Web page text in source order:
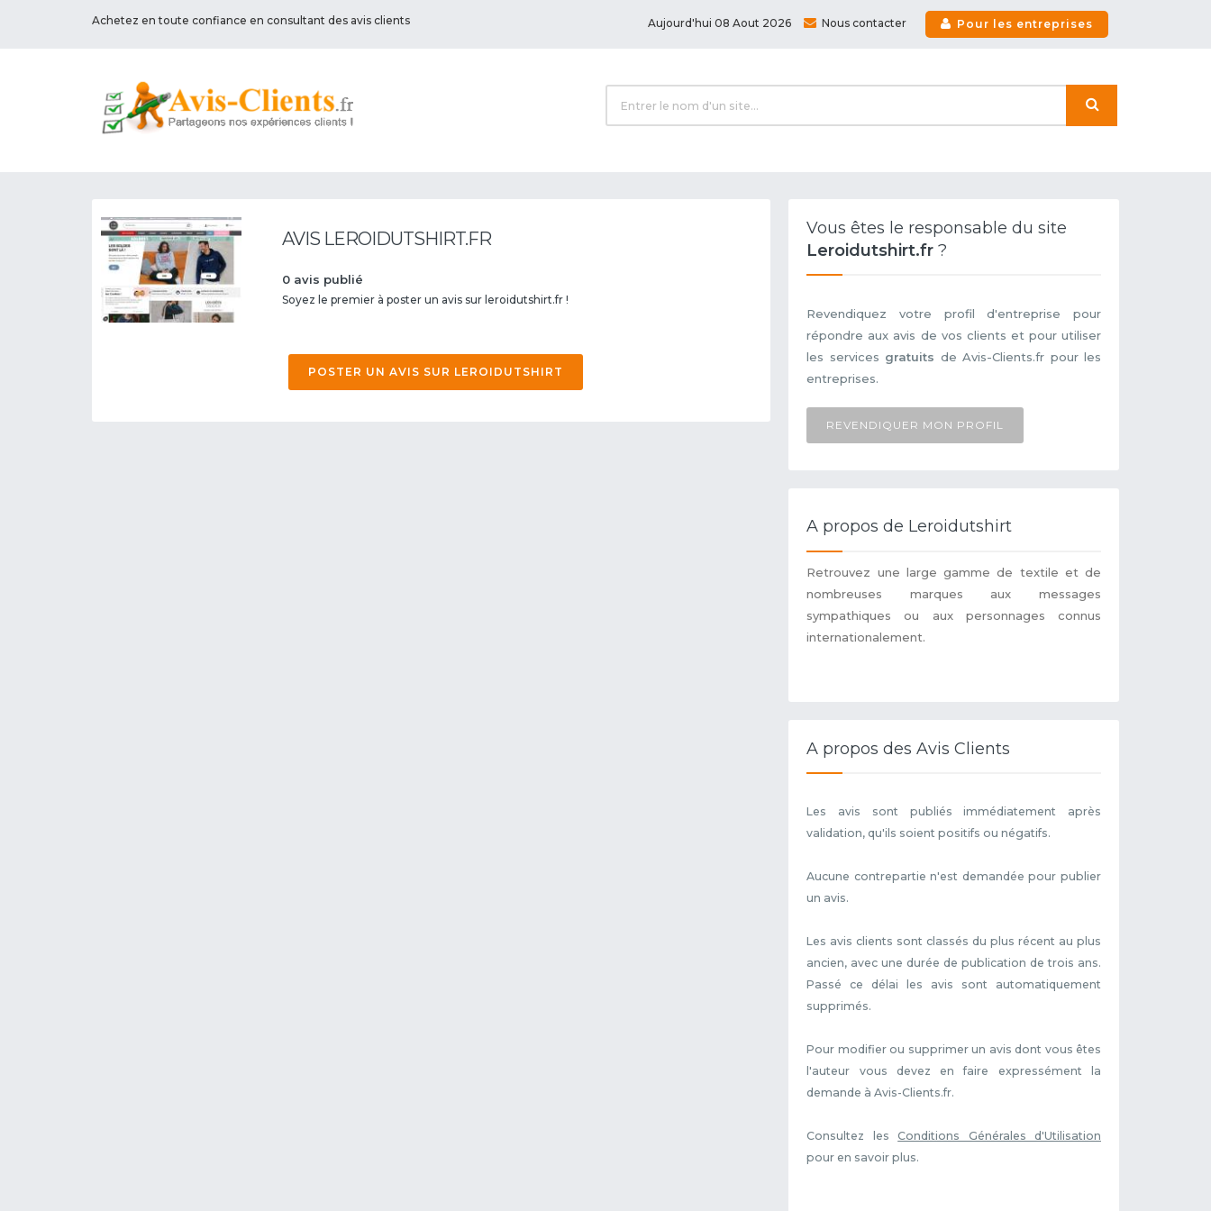
Achetez en toute confiance en consultant des avis clients Aujourd'hui 08 Aout 2026 Nous contacter Pour les entreprises
AVIS LEROIDUTSHIRT.FR
0 avis publié
Soyez le premier à poster un avis sur leroidutshirt.fr !
POSTER UN AVIS SUR LEROIDUTSHIRT
Vous êtes le responsable du site
Leroidutshirt.fr ?
Revendiquez votre profil d'entreprise pour
répondre aux avis de vos clients et pour utiliser
les services gratuits de Avis-Clients.fr pour les
entreprises.
REVENDIQUER MON PROFIL
A propos de Leroidutshirt
Retrouvez une large gamme de textile et de
nombreuses marques aux messages
sympathiques ou aux personnages connus
internationalement.
A propos des Avis Clients
Les avis sont publiés immédiatement après
validation, qu'ils soient positifs ou négatifs.
Aucune contrepartie n'est demandée pour publier
un avis.
Les avis clients sont classés du plus récent au plus
ancien, avec une durée de publication de trois ans.
Passé ce délai les avis sont automatiquement
supprimés.
Pour modifier ou supprimer un avis dont vous êtes
l'auteur vous devez en faire expressément la
demande à Avis-Clients.fr.
Consultez lesConditions Générales d'Utilisation
pour en savoir plus.